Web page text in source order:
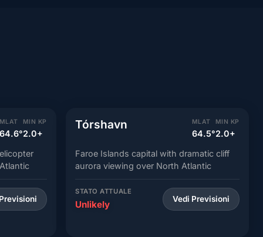
MIN KP
2.0+
Tórshavn MLAT
64.5°
MIN KP
2.0+
Faroe Islands capital with dramatic cliff
aurora viewing over North Atlantic
STATO ATTUALE
Unlikely Vedi Previsioni